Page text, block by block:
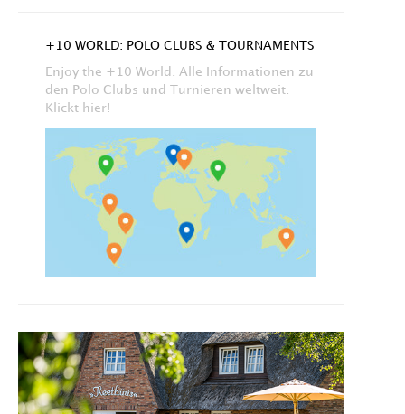
+10 WORLD: POLO CLUBS & TOURNAMENTS
Enjoy the +10 World. Alle Informationen zu
den Polo Clubs und Turnieren weltweit.
Klickt hier!